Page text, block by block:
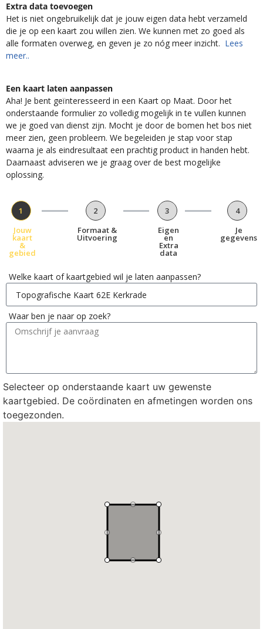
Extra data toevoegen
Het is niet ongebruikelijk dat je jouw eigen data hebt verzameld
die je op een kaart zou willen zien. We kunnen met zo goed als
alle formaten overweg, en geven je zo nóg meer inzicht. Lees
meer..
Een kaart laten aanpassen
Aha! Je bent geïnteresseerd in een Kaart op Maat. Door het
onderstaande formulier zo volledig mogelijk in te vullen kunnen
we je goed van dienst zijn. Mocht je door de bomen het bos niet
meer zien, geen probleem. We begeleiden je stap voor stap
waarna je als eindresultaat een prachtig product in handen hebt.
Daarnaast adviseren we je graag over de best mogelijke
oplossing.
1
Jouw
kaart
&
gebied
2
Formaat &
Uitvoering
3
Eigen
en
Extra
data
4
Je
gegevens
Welke kaart of kaartgebied wil je laten aanpassen?
Waar ben je naar op zoek?
Selecteer op onderstaande kaart uw gewenste
kaartgebied. De coördinaten en afmetingen worden ons
toegezonden.